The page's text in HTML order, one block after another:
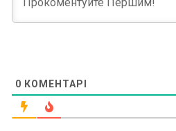
0 КОМЕНТАРІ